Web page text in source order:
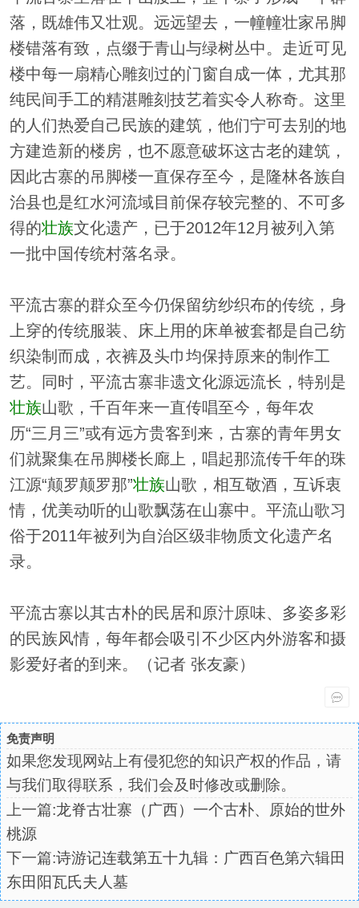
落，既雄伟又壮观。远远望去，一幢幢壮家吊脚
楼错落有致，点缀于青山与绿树丛中。走近可见
楼中每一扇精心雕刻过的门窗自成一体，尤其那
纯民间手工的精湛雕刻技艺着实令人称奇。这里
的人们热爱自己民族的建筑，他们宁可去别的地
方建造新的楼房，也不愿意破坏这古老的建筑，
因此古寨的吊脚楼一直保存至今，是隆林各族自
治县也是红水河流域目前保存较完整的、不可多
得的壮族文化遗产，已于2012年12月被列入第
一批中国传统村落名录。
平流古寨的群众至今仍保留纺纱织布的传统，身
上穿的传统服装、床上用的床单被套都是自己纺
织染制而成，衣裤及头巾均保持原来的制作工
艺。同时，平流古寨非遗文化源远流长，特别是
壮族山歌，千百年来一直传唱至今，每年农
历“三月三”或有远方贵客到来，古寨的青年男女
们就聚集在吊脚楼长廊上，唱起那流传千年的珠
江源“颠罗颠罗那”壮族山歌，相互敬酒，互诉衷
情，优美动听的山歌飘荡在山寨中。平流山歌习
俗于2011年被列为自治区级非物质文化遗产名
录。
平流古寨以其古朴的民居和原汁原味、多姿多彩
的民族风情，每年都会吸引不少区内外游客和摄
影爱好者的到来。（记者 张友豪）
免责声明
如果您发现网站上有侵犯您的知识产权的作品，请
与我们取得联系，我们会及时修改或删除。
上一篇:龙脊古壮寨（广西）一个古朴、原始的世外
桃源
下一篇:诗游记连载第五十九辑：广西百色第六辑田
东田阳瓦氏夫人墓